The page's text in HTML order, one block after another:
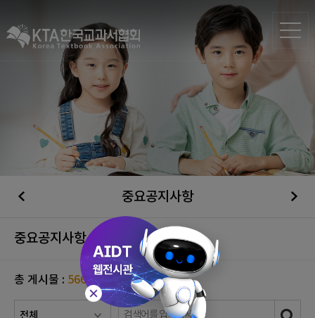
중요공지사항
중요공지사항
총 게시물 : 566